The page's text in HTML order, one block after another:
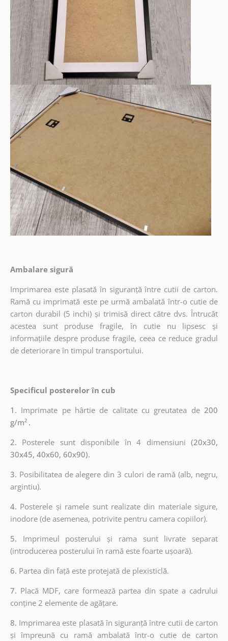
Ambalare sigură
Imprimarea este plasată în siguranță între cutii de carton.
Ramă cu imprimată este pe urmă ambalată într-o cutie de
carton durabil (5 inchi) și trimisă direct către dvs. Întrucât
acestea sunt produse fragile, în cutie nu lipsesc și
informațiile despre produse fragile, ceea ce reduce gradul
de deteriorare în timpul transportului.
Specificul posterelor în cub
1. Imprimate pe hârtie de calitate cu greutatea de200
g/m² .
2. Posterele sunt disponibile în 4 dimensiuni (20x30,
30x45, 40x60, 60x90).
3. Posibilitatea de alegere din 3 culori de ramă (alb, negru,
argintiu).
4. Posterele și ramele sunt realizate din materiale sigure,
inodore (de asemenea, potrivite pentru camera copiilor).
5. Imprimeul posterului și rama sunt livrate separat
(introducerea posterului în ramă este foarte ușoară).
6. Partea din față este protejată de plexisticlă.
7. Placă MDF, care formează partea din spate a cadrului
conține 2 elemente de agățare.
8. Imprimarea este plasată în siguranță între cutii de carton
și împreună cu ramă ambalată într-o cutie de carton